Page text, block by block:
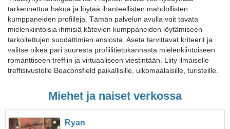
tarkennettua hakua ja löytää ihanteellisten mahdollisten
kumppaneiden profiileja. Tämän palvelun avulla voit tavata
mielenkiintoisia ihmisiä kätevien kumppaneiden löytämiseen
tarkoitettujen suodattimien ansiosta. Aseta tarvittavat kriteerit ja
valitse oikea pari suuresta profiilitietokannasta mielenkiintoiseen
romanttiseen treffiin ja virtuaaliseen viestintään. Liity ilmaiselle
treffisivustolle Beaconsfield paikallisille, ulkomaalaisille, turisteille.
Miehet ja naiset verkossa
Ryan